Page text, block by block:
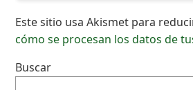
Este sitio usa Akismet para
cómo se procesan los datos de
Buscar